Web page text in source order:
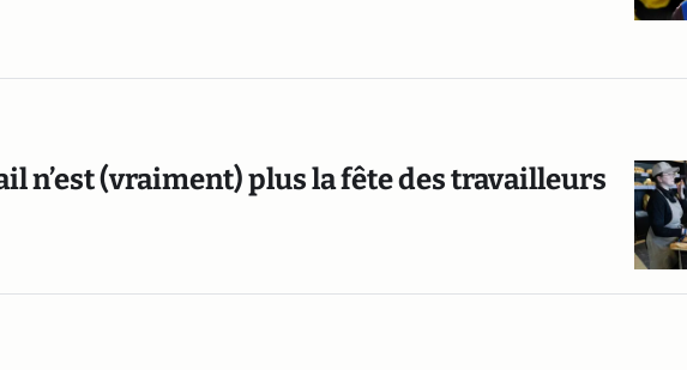
n’est (vraiment) plus la fête des travailleurs